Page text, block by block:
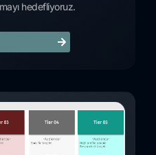
hedefliyoruz.